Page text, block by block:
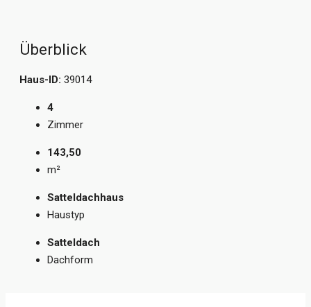
Überblick
Haus-ID: 39014
4
Zimmer
143,50
m²
Satteldachhaus
Haustyp
Satteldach
Dachform